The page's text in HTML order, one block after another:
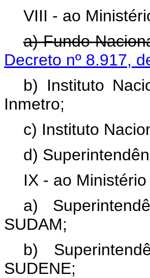
VIII - ao
a) Fundo
Decreto nº 8.917,
b) Instituto
Inmetro;
c) Instituto
d)
IX - ao
a)
SUDAM;
b)
SUDENE;